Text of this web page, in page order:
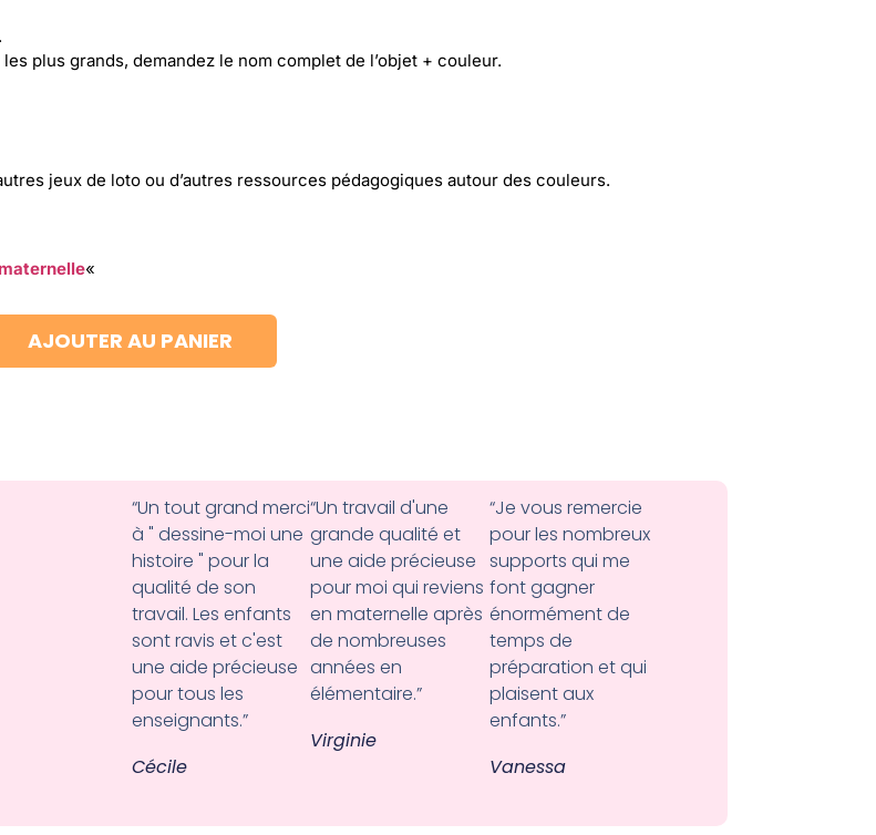
plus grands, demandez le nom complet de l’objet + couleur.
jeux de loto ou d’autres ressources pédagogiques autour des couleurs.
«
AJOUTER AU PANIER
“Un tout grand merci
à " dessine-moi une
histoire " pour la
qualité de son
travail. Les enfants
sont ravis et c'est
une aide précieuse
pour tous les
enseignants.”
Cécile
“Un travail d'une
grande qualité et
une aide précieuse
pour moi qui reviens
en maternelle après
de nombreuses
années en
élémentaire.”
Virginie
“Je vous remercie
pour les nombreux
supports qui me
font gagner
énormément de
temps de
préparation et qui
plaisent aux
enfants.”
Vanessa